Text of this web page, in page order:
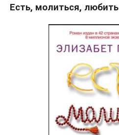
Есть, молиться, любить